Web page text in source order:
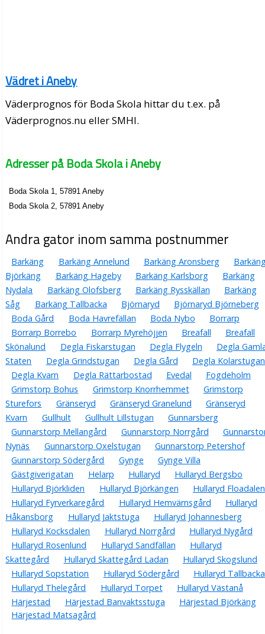
Vädret i Aneby
Väderprognos för Boda Skola hittar du t.ex. på
Väderprognos.nu eller SMHI.
Adresser på Boda Skola i Aneby
Boda Skola 1, 57891 Aneby
Boda Skola 2, 57891 Aneby
Andra gator inom samma postnummer
Barkäng Barkäng Annelund Barkäng Aronsberg
Björkäng
Barkäng Hageby Barkäng Karlsborg
Barkäng
Nydala
Barkäng Olofsberg Barkäng Rysskällan
Barkäng
Såg
Barkäng Tallbacka Björnaryd
Björnaryd Björneberg
Boda Gård
Boda Havrefällan Boda Nybo
Borrarp
Borrarp Borrebo
Borrarp Myrehöjjen Breafall
Breafall
Skönalund
Degla Fiskarstugan Degla Flygeln
Degla
Staten
Degla Grindstugan Degla Gård
Degla Kolarstugan
Degla Kvarn
Degla Rättarbostad Evedal
Fogdeholm
Grimstorp Bohus
Grimstorp Knorrhemmet
Grimstorp
Sturefors
Gränseryd Gränseryd Granelund
Gränseryd
Kvarn
Gullhult Gullhult Lillstugan
Gunnarsberg
Gunnarstorp Mellangård
Gunnarstorp Norrgård
Nynäs
Gunnarstorp Oxelstugan
Gunnarstorp Petershof
Gunnarstorp Södergård
Gynge
Gynge Villa
Gästgiverigatan
Helarp Hullaryd
Hullaryd Bergsbo
Hullaryd Björkliden
Hullaryd Björkängen
Hullaryd Floadalen
Hullaryd Fyrverkaregård
Hullaryd Hemvärnsgård
Hullaryd
Håkansborg
Hullaryd Jaktstuga
Hullaryd Johannesberg
Hullaryd Kocksdalen
Hullaryd Norrgård
Hullaryd Nygård
Hullaryd Rosenlund
Hullaryd Sandfällan
Hullaryd
Skattegård
Hullaryd Skattegård Ladan
Hullaryd Skogslund
Hullaryd Sopstation
Hullaryd Södergård
Hullaryd Tallbacka
Hullaryd Thelegård
Hullaryd Torpet
Hullaryd Västanå
Härjestad
Härjestad Banvaktsstuga
Härjestad Björkäng
Härjestad Matsagård